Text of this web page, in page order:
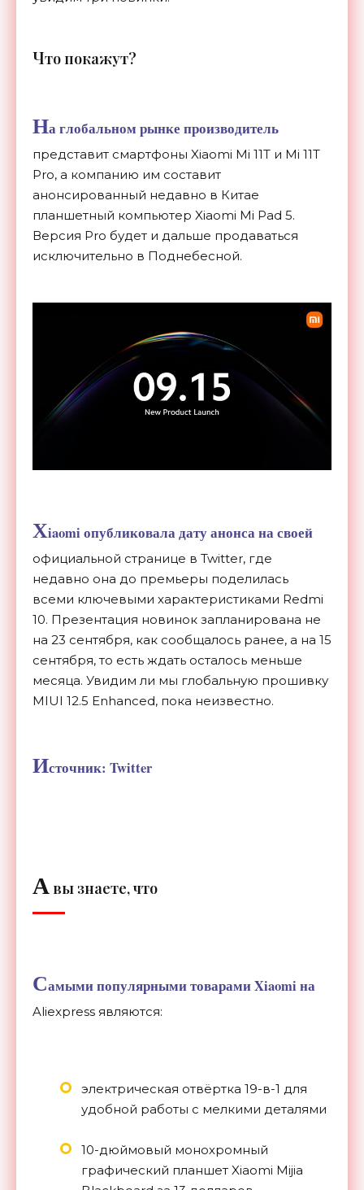
Что покажут?
На глобальном рынке производитель
представит смартфоны Xiaomi Mi 11T и Mi 11T
Pro, а компанию им составит
анонсированный недавно в Китае
планшетный компьютер Xiaomi Mi Pad 5.
Версия Pro будет и дальше продаваться
исключительно в Поднебесной.
Xiaomi опубликовала дату анонса на своей
официальной странице в Twitter, где
недавно она до премьеры поделилась
всеми ключевыми характеристиками Redmi
10. Презентация новинок запланирована не
на 23 сентября, как сообщалось ранее, а на 15
сентября, то есть ждать осталось меньше
месяца. Увидим ли мы глобальную прошивку
MIUI 12.5 Enhanced, пока неизвестно.
Источник: Twitter
А вы знаете, что
Самыми популярными товарами Xiaomi на
Aliexpress являются:
электрическая отвёртка 19-в-1 для
удобной работы с мелкими деталями
10-дюймовый монохромный
графический планшет Xiaomi Mijia